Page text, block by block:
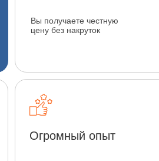
Вы получаете честную
цену без накруток
Огромный опыт